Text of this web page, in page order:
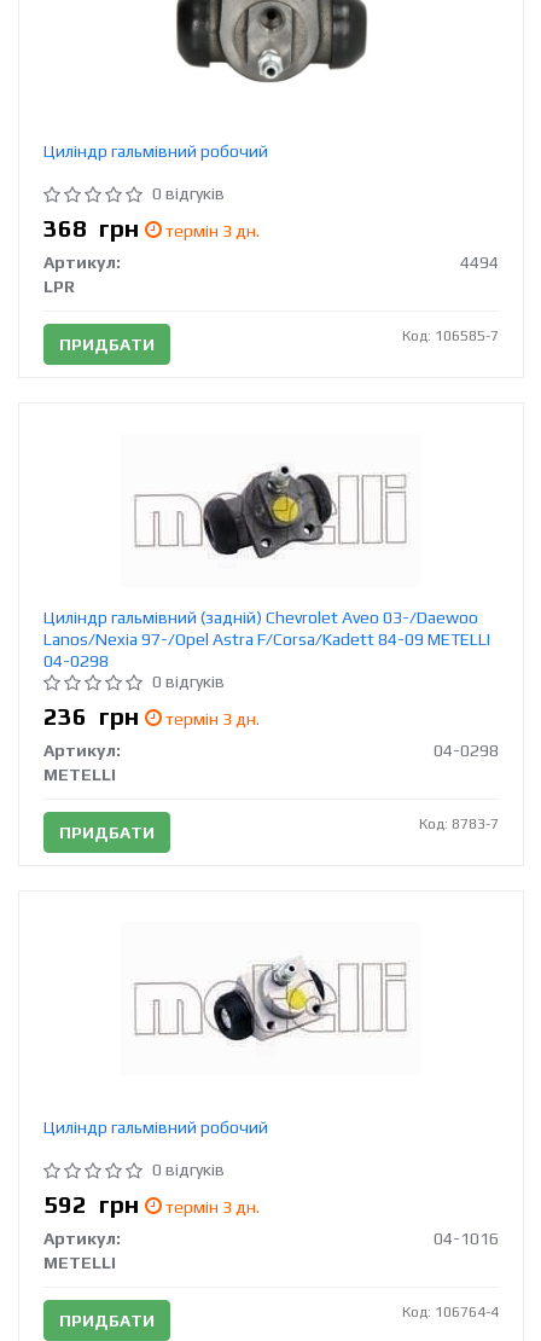
Циліндр гальмівний робочий
0 відгуків
368 грн
термін 3 дн.
Артикул:
4494
LPR
ПРИДБАТИ Код: 106585-7
Циліндр гальмівний (задній) Chevrolet Aveo 03-/Daewoo
Lanos/Nexia 97-/Opel Astra F/Corsa/Kadett 84-09 METELLI
04-0298
0 відгуків
236 грн
термін 3 дн.
Артикул:
04-0298
METELLI
ПРИДБАТИ Код: 8783-7
Циліндр гальмівний робочий
0 відгуків
592 грн
термін 3 дн.
Артикул:
04-1016
METELLI
ПРИДБАТИ Код: 106764-4